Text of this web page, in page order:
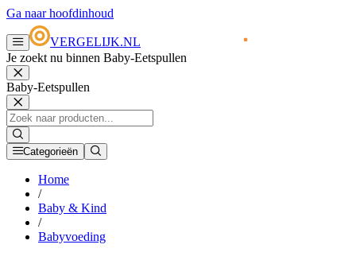
Ga naar hoofdinhoud
VERGELIJK.NL
Je zoekt nu binnen Baby-Eetspullen
Baby-Eetspullen
Categorieën
Home
/
Baby & Kind
/
Babyvoeding